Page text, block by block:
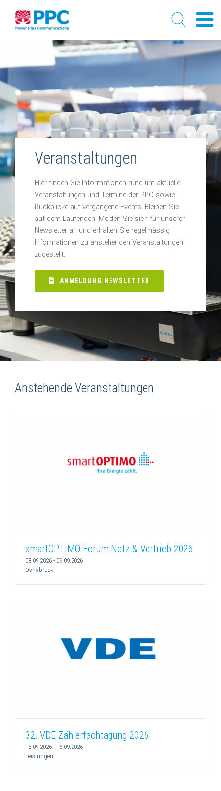
content
Veranstaltungen
Hier finden Sie Informationen rund um aktuelle
Veranstaltungen und Termine der PPC sowie
Rückblicke auf vergangene Events. Bleiben Sie
auf dem Laufenden: Melden Sie sich für unseren
Newsletter an und erhalten Sie regelmässig
Informationen zu anstehenden Veranstaltungen
zugestellt.
ANMELDUNG NEWSLETTER
Anstehende Veranstaltungen
smartOPTIMO Forum Netz & Vertrieb 2026
08.09.2026 - 09.09.2026
Osnabrück
32. VDE Zählerfachtagung 2026
15.09.2026 - 16.09.2026
Teistungen